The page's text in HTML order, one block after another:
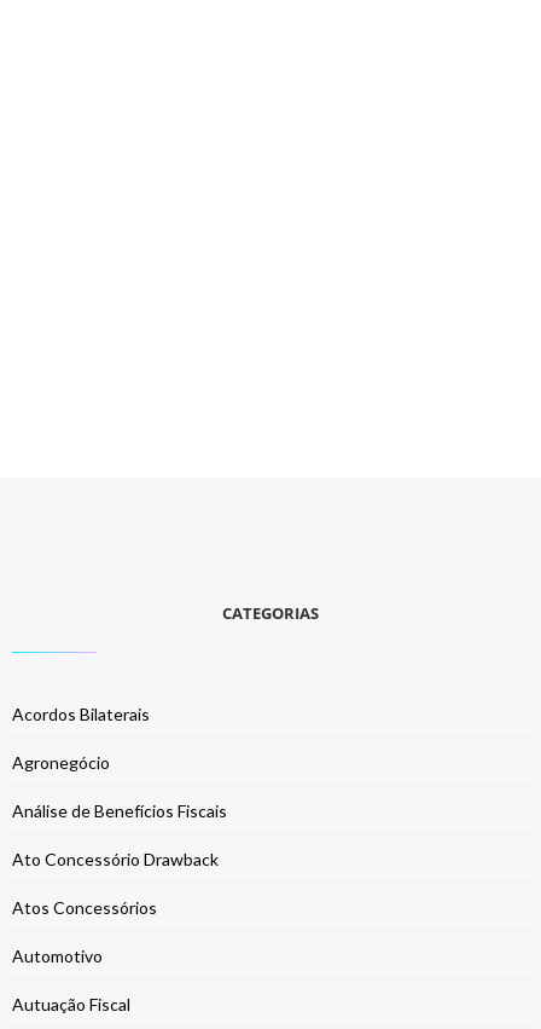
CATEGORIAS
Acordos Bilaterais
Agronegócio
Análise de Benefícios Fiscais
Ato Concessório Drawback
Atos Concessórios
Automotivo
Autuação Fiscal